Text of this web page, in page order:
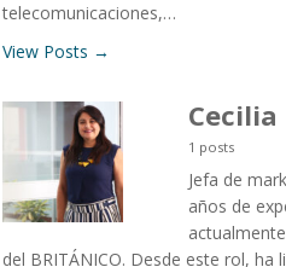
telecomunicaciones,…
View Posts →
1 posts
Jefa de
años de
del BRITÁNICO. Desde este rol,